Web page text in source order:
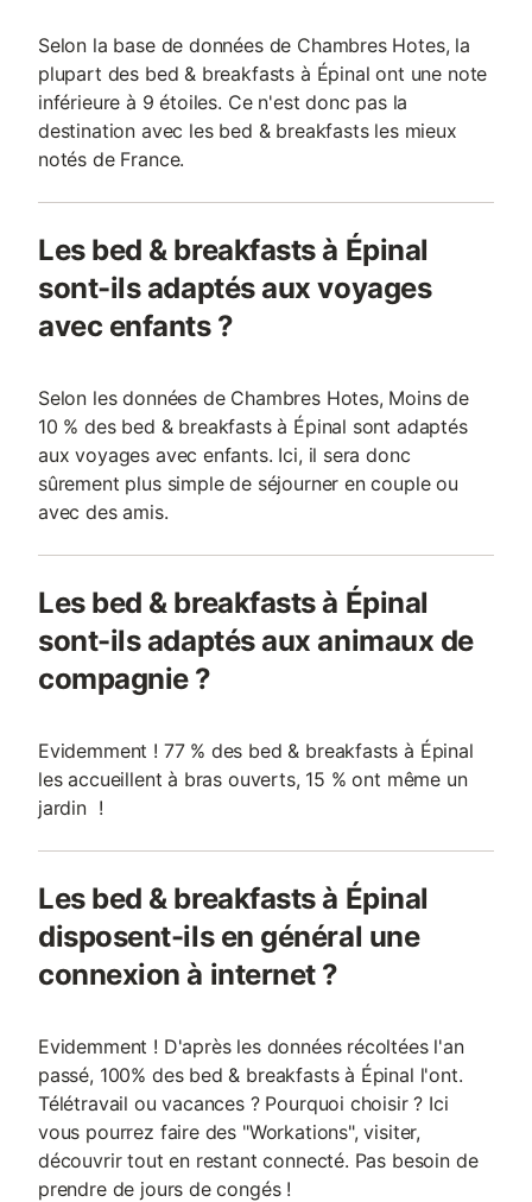
Selon la base de données de Chambres Hotes, la
plupart des bed & breakfasts à Épinal ont une note
inférieure à 9 étoiles. Ce n'est donc pas la
destination avec les bed & breakfasts les mieux
notés de France.
Les bed & breakfasts à Épinal
sont-ils adaptés aux voyages
avec enfants ?
Selon les données de Chambres Hotes, Moins de
10 % des bed & breakfasts à Épinal sont adaptés
aux voyages avec enfants. Ici, il sera donc
sûrement plus simple de séjourner en couple ou
avec des amis.
Les bed & breakfasts à Épinal
sont-ils adaptés aux animaux de
compagnie ?
Evidemment ! 77 % des bed & breakfasts à Épinal
les accueillent à bras ouverts, 15 % ont même un
jardin !
Les bed & breakfasts à Épinal
disposent-ils en général une
connexion à internet ?
Evidemment ! D'après les données récoltées l'an
passé, 100% des bed & breakfasts à Épinal l'ont.
Télétravail ou vacances ? Pourquoi choisir ? Ici
vous pourrez faire des "Workations", visiter,
découvrir tout en restant connecté. Pas besoin de
prendre de jours de congés !